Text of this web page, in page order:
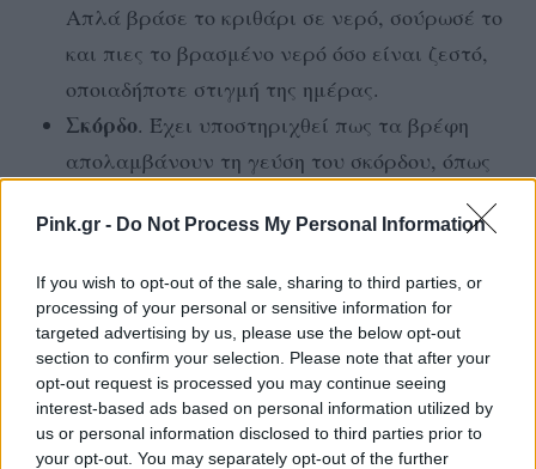
Pink.gr - Do Not Process My Personal Information
If you wish to opt-out of the sale, sharing to third parties, or
processing of your personal or sensitive information for
targeted advertising by us, please use the below opt-out
section to confirm your selection. Please note that after your
opt-out request is processed you may continue seeing
interest-based ads based on personal information utilized by
us or personal information disclosed to third parties prior to
your opt-out. You may separately opt-out of the further
Απλά βράσε το κριθάρι σε νερό, σούρωσέ το
και πιες το βρασμένο νερό όσο είναι ζεστό,
οποιαδήποτε στιγμή της ημέρας.
Σκόρδο. Έχει υποστηριχθεί πως τα βρέφη
απολαμβάνουν τη γεύση του σκόρδου, όπως
αυτό θηλάζουν περισσότερο. Με τον
περισσότερο γάλα, επομένως εμμέσως βοηθά
ιδιαίτερα στη γαλουχία.
Άλλες τροφές που θεωρούνται καλά γαλακταγωγά
είναι: